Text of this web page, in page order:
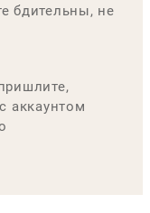
бдительны, не
аккаунтом